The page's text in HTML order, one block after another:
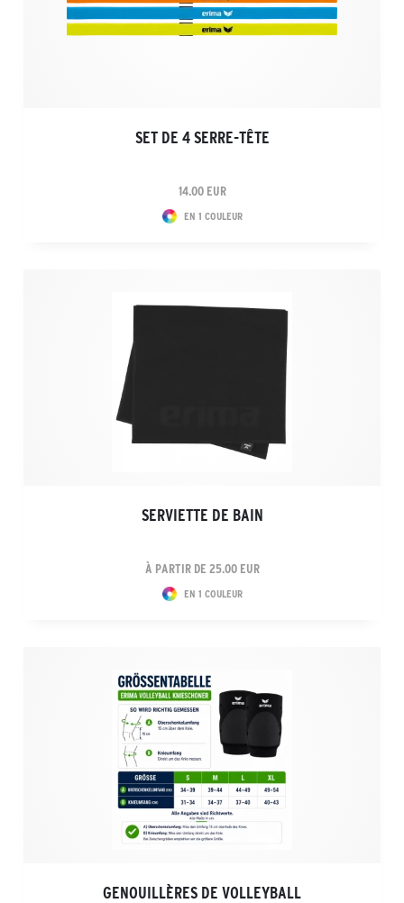
SET DE 4 SERRE-TÊTE
14.00 EUR
EN 1 COULEUR
SERVIETTE DE BAIN
À PARTIR DE 25.00 EUR
EN 1 COULEUR
GENOUILLÈRES DE VOLLEYBALL